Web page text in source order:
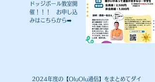
​ドッジボール教室開
催！！！ お申し込
みはこちらから➡️
​2024年度の【OluOlu通信】をまとめてダイ